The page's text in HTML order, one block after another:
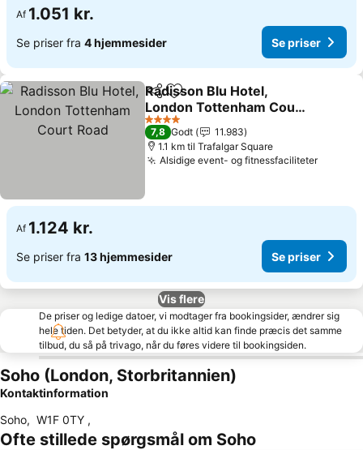
Af 1.051 kr.
Se priser fra 4 hjemmesider Se priser
Del Føj til favoritter
Radisson Blu Hotel,
London Tottenham Court
Road
4 Stjerner
7,8 Godt
11.983
1.1 km til Trafalgar Square
Alsidige event- og fitnessfaciliteter
Af 1.124 kr.
Se priser fra 13 hjemmesider Se priser
Vis flere
De priser og ledige datoer, vi modtager fra bookingsider, ændrer sig
hele tiden. Det betyder, at du ikke altid kan finde præcis det samme
tilbud, du så på trivago, når du føres videre til bookingsiden.
Soho (London, Storbritannien)
Kontaktinformation
Soho, W1F 0TY ,
Ofte stillede spørgsmål om Soho